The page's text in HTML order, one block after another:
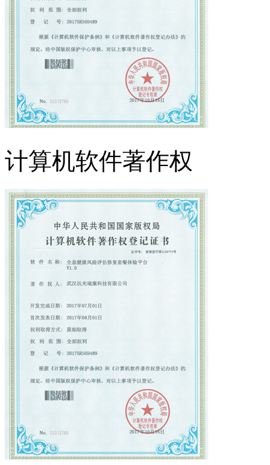
计算机软件著作权